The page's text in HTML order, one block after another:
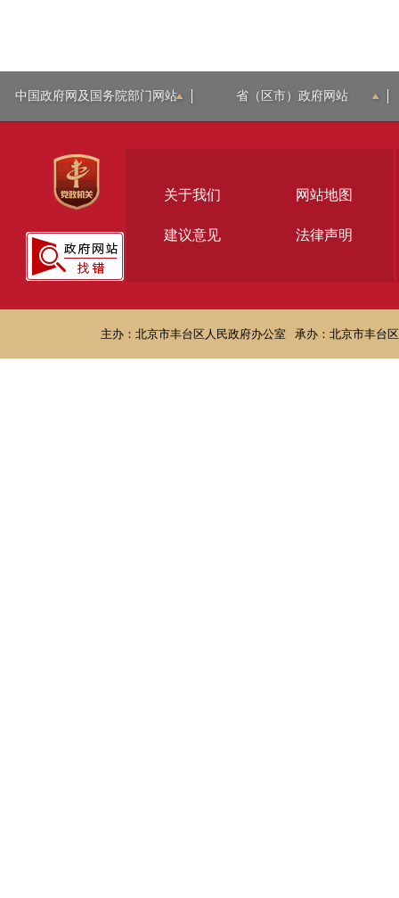
中国政府网及国务院部门网站 省（区市）政府网站
关于我们 网站地图
建议意见 法律声明
主办：北京市丰台区人民政府办公室 承办：北京市丰台